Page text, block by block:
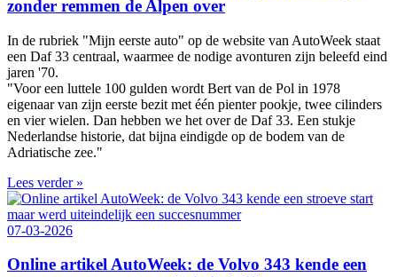
zonder remmen de Alpen over
In de rubriek "Mijn eerste auto" op de website van AutoWeek staat
een Daf 33 centraal, waarmee de nodige avonturen zijn beleefd eind
jaren '70.
"Voor een luttele 100 gulden wordt Bert van de Pol in 1978
eigenaar van zijn eerste bezit met één pienter pookje, twee cilinders
en vier wielen. Dan hebben we het over de Daf 33. Een stukje
Nederlandse historie, dat bijna eindigde op de bodem van de
Adriatische zee."
Lees verder »
07-03-2026
Online artikel AutoWeek: de Volvo 343 kende een